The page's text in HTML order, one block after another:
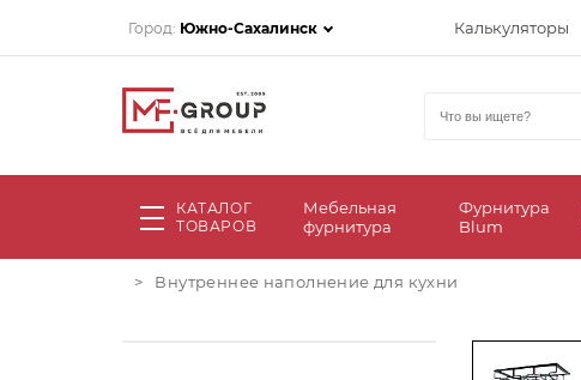
Город: Южно-Сахалинск Калькуляторы
КАТАЛОГ
ТОВАРОВ
Мебельная
фурнитура
Фурнитура
Blum
> Внутреннее наполнение для кухни